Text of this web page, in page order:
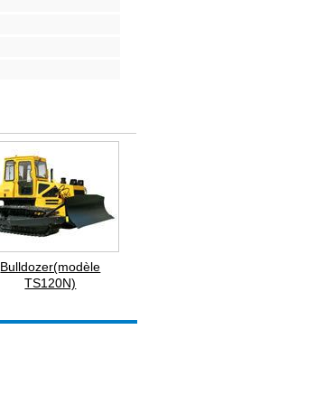
Bulldozer(modèle
TS120N)